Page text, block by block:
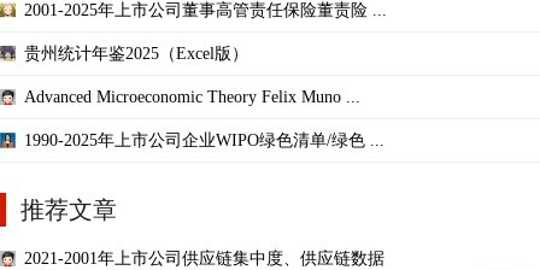
2001-2025年上市公司董事高管责任保险董责险 ...
贵州统计年鉴2025（Excel版）
Advanced Microeconomic Theory Felix Muno ...
1990-2025年上市公司企业WIPO绿色清单/绿色 ...
推荐文章
2021-2001年上市公司供应链集中度、供应链数据